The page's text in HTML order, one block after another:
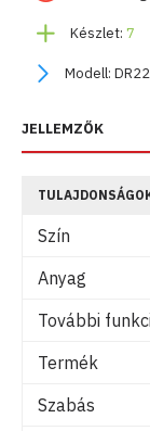
Készlet: 7
Modell:
JELLEMZŐK
Szín
Anyag
További
Termék
Szabás